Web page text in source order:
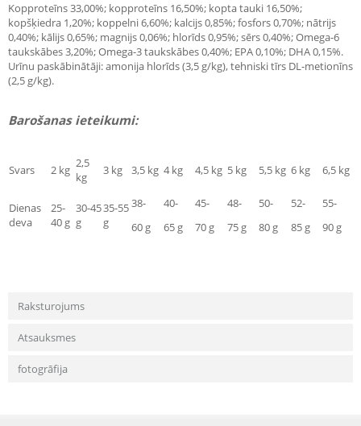
Kopproteīns 33,00%; kopproteīns 16,50%; kopta tauki 16,50%;
kopšķiedra 1,20%; koppelni 6,60%; kalcijs 0,85%; fosfors 0,70%; nātrijs
0,40%; kālijs 0,65%; magnijs 0,06%; hlorīds 0,95%; sērs 0,40%; Omega-6
taukskābes 3,20%; Omega-3 taukskābes 0,40%; EPA 0,10%; DHA 0,15%.
Urīnu paskābinātāji: amonija hlorīds (3,5 g/kg), tehniski tīrs DL-metionīns
(2,5 g/kg).
Barošanas ieteikumi:
Svars 2 kg 2,5
kg
3 kg 3,5 kg 4 kg 4,5 kg 5 kg 5,5 kg 6 kg 6,5 kg
Dienas
deva
25-
40 g
30-45
g
35-55
g
38-
60 g
40-
65 g
45-
70 g
48-
75 g
50-
80 g
52-
85 g
55-
90 g
Raksturojums
Atsauksmes
fotogrāfija